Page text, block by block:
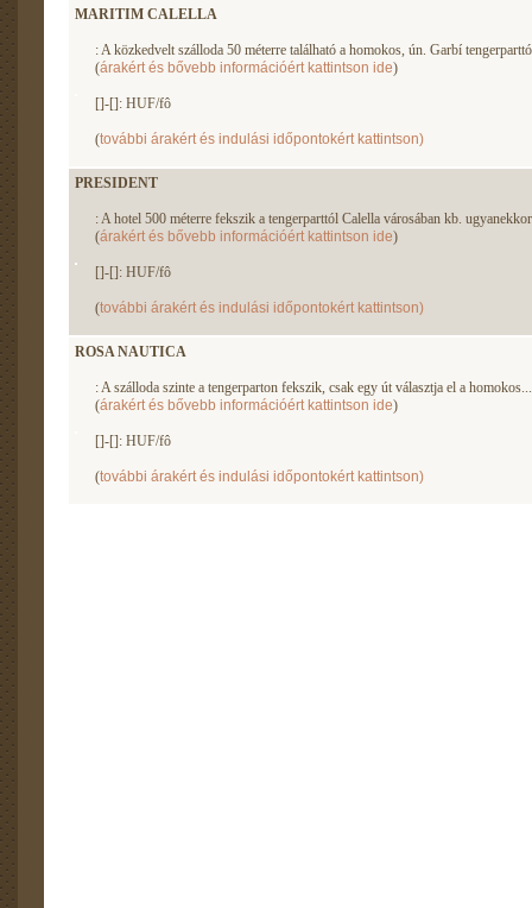
MARITIM CALELLA
: A közkedvelt szálloda 50 méterre található a homokos, ún. Garbí
(árakért és bővebb információért kattintson ide)
[]-[]: HUF/fô
(további árakért és indulási időpontokért kattintson)
PRESIDENT
: A hotel 500 méterre fekszik a tengerparttól Calella városában kb.
(árakért és bővebb információért kattintson ide)
[]-[]: HUF/fô
(további árakért és indulási időpontokért kattintson)
ROSA NAUTICA
: A szálloda szinte a tengerparton fekszik, csak egy út választja el a homokos...
(árakért és bővebb információért kattintson ide)
[]-[]: HUF/fô
(további árakért és indulási időpontokért kattintson)